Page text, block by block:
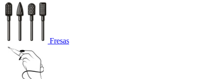
Fresas